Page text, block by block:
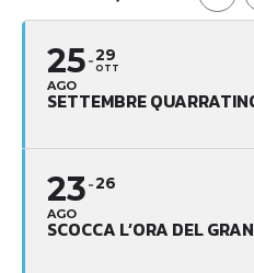
25
AGO
29
OTT
SETTEMBRE
23
AGO
26
SCOCCA L’ORA DEL